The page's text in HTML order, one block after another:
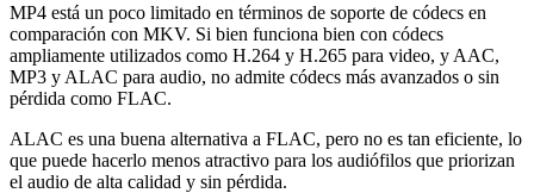
MP4 está un poco limitado en términos de soporte de códecs en
comparación con MKV. Si bien funciona bien con códecs
ampliamente utilizados como H.264 y H.265 para video, y AAC,
MP3 y ALAC para audio, no admite códecs más avanzados o sin
pérdida como FLAC.
ALAC es una buena alternativa a FLAC, pero no es tan eficiente, lo
que puede hacerlo menos atractivo para los audiófilos que priorizan
el audio de alta calidad y sin pérdida.